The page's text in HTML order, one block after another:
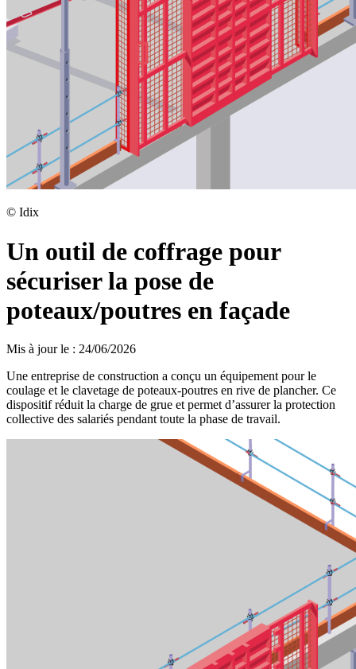
© Idix
Un outil de coffrage pour
sécuriser la pose de
poteaux/poutres en façade
Mis à jour le : 24/06/2026
Une entreprise de construction a conçu un équipement pour le
coulage et le clavetage de poteaux-poutres en rive de plancher. Ce
dispositif réduit la charge de grue et permet d’assurer la protection
collective des salariés pendant toute la phase de travail.